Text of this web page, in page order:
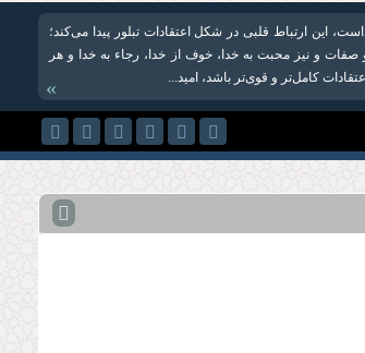
این ارتباط قلبی در شکل اعتقادات تبلور پیدا می‌کند؛
و صفات و نیز محبت به خدا، خوف از خدا، رجاء به خدا و هر
کامل‌تر و قوی‌تر باشد، امید...
»